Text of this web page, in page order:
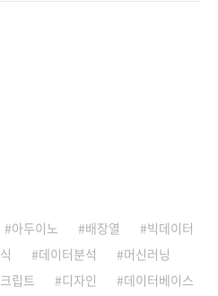
아두이노 배장열
빅데이터
데이터분석
머신러닝
립트 디자인
데이터베이스